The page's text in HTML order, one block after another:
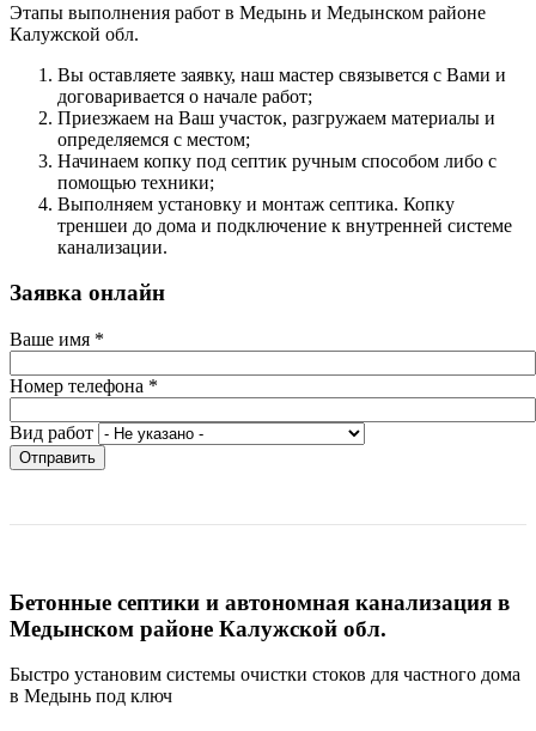
Этапы выполнения работ в Медынь и Медынском районе
Калужской обл.
Вы оcтавляете заявку, наш мастер связывется с Вами и
договаривается о начале работ;
Приезжаем на Ваш участок, разгружаем материалы и
определяемся с местом;
Начинаем копку под септик ручным способом либо с
помощью техники;
Выполняем установку и монтаж септика. Копку
треншеи до дома и подключение к внутренней системе
канализации.
Заявка онлайн
Ваше имя *
Номер телефона *
Вид работ
Отправить
Бетонные септики и автономная канализация в
Медынском районе Калужской обл.
Быстро установим системы очистки стоков для частного дома
в Медынь под ключ